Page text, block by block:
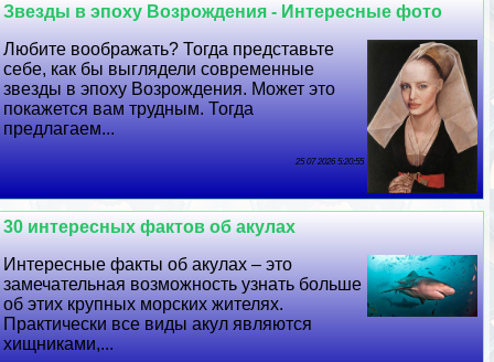
Звезды в эпоху Возрождения - Интересные фото
Любите воображать? Тогда представьте
себе, как бы выглядели современные
звезды в эпоху Возрождения. Может это
покажется вам трудным. Тогда
предлагаем...
25 07 2026 5:20:55
30 интересных фактов об акулах
Интересные факты об акулах – это
замечательная возможность узнать больше
об этих крупных морских жителях.
Пpaктически все виды акул являются
хищниками,...